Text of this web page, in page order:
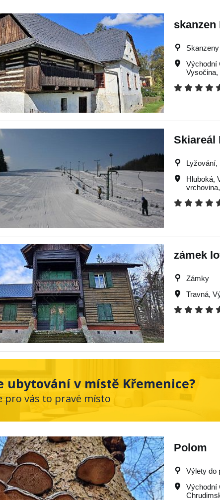
skanzen
Skanzeny
Východní
Vysočina,
Skiareál
Lyžování,
Hluboká,
vrchovina,
zámek
Zámky
Travná,
ubytování v místě Křemenice?
pro vás to pravé místo
Polom
Výlety do
Východní